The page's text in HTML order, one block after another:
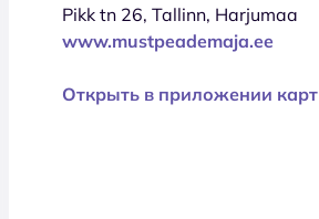
Pikk tn 26, Tallinn, Harjumaa
www.mustpeademaja.ee
Открыть в приложении карт